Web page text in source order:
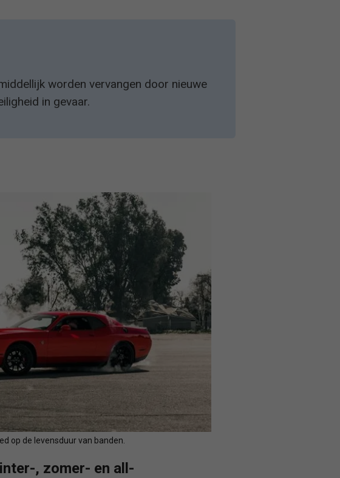
worden vervangen door nieuwe
in gevaar.
op de levensduur van banden.
, zomer- en all-